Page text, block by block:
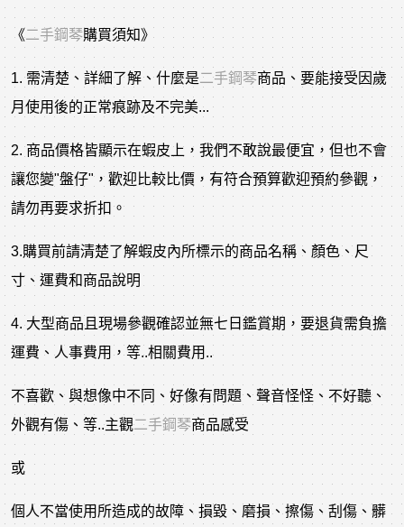
《二手鋼琴購買須知》
1. 需清楚、詳細了解、什麼是二手鋼琴商品、要能接受因歲
月使用後的正常痕跡及不完美...
2. 商品價格皆顯示在蝦皮上，我們不敢說最便宜，但也不會
讓您變"盤仔"，歡迎比較比價，有符合預算歡迎預約參觀，
請勿再要求折扣。
3.購買前請清楚了解蝦皮內所標示的商品名稱、顏色、尺
寸、運費和商品說明
4. 大型商品且現場參觀確認並無七日鑑賞期，要退貨需負擔
運費、人事費用，等..相關費用..
不喜歡、與想像中不同、好像有問題、聲音怪怪、不好聽、
外觀有傷、等..主觀二手鋼琴商品感受
或
個人不當使用所造成的故障、損毀、磨損、擦傷、刮傷、髒